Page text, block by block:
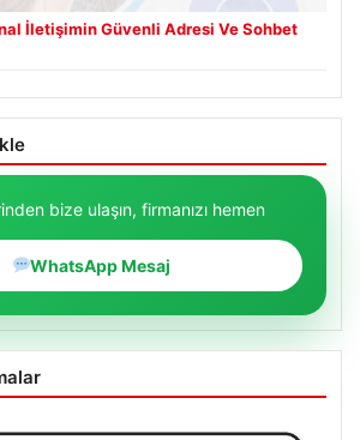
İletişimin Güvenli Adresi Ve Sohbet
bize ulaşın, firmanızı hemen
WhatsApp Mesaj